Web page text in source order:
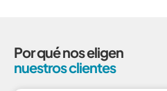
Por qué nos eligen
nuestros clientes